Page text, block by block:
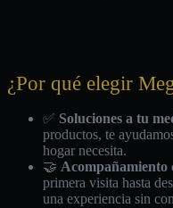
¿Por qué elegir
✅ Soluciones a tu
productos, te
hogar necesita.
🤝 Acompañamiento
primera visita hasta
una experiencia sin